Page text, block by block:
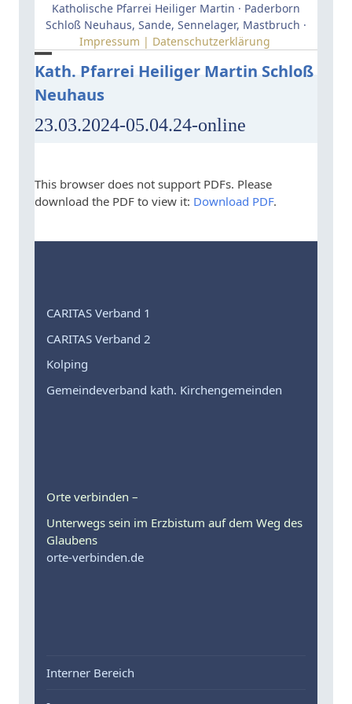
Katholische Pfarrei Heiliger Martin · Paderborn
Schloß Neuhaus, Sande, Sennelager, Mastbruch ·
Impressum | Datenschutzerklärung
Kath. Pfarrei Heiliger Martin Schloß
Neuhaus
Open
mobile
menu
Close
mobile
menu
23.03.2024-05.04.24-online
This browser does not support PDFs. Please
download the PDF to view it: Download PDF.
CARITAS Verband 1
CARITAS Verband 2
Kolping
Gemeindeverband kath. Kirchengemeinden
Orte verbinden –
Unterwegs sein im Erzbistum auf dem Weg des
Glaubens
orte-verbinden.de
Interner Bereich